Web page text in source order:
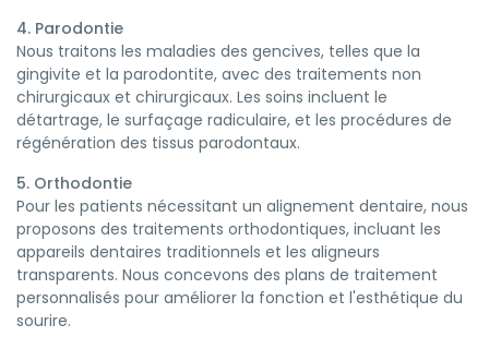
4. Parodontie
Nous traitons les maladies des gencives, telles que la
gingivite et la parodontite, avec des traitements non
chirurgicaux et chirurgicaux. Les soins incluent le
détartrage, le surfaçage radiculaire, et les procédures de
régénération des tissus parodontaux.
5. Orthodontie
Pour les patients nécessitant un alignement dentaire, nous
proposons des traitements orthodontiques, incluant les
appareils dentaires traditionnels et les aligneurs
transparents. Nous concevons des plans de traitement
personnalisés pour améliorer la fonction et l'esthétique du
sourire.